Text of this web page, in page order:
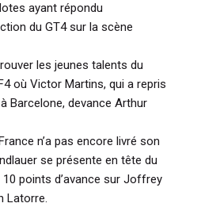
ayant répondu
du GT4 sur la scène
les jeunes talents du
où Victor Martins, qui a repris
Barcelone, devance Arthur
n’a pas encore livré son
se présente en tête du
points d’avance sur Joffrey
Latorre.